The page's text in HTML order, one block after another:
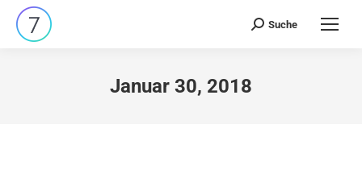
Search:
Suche
Januar 30, 2018